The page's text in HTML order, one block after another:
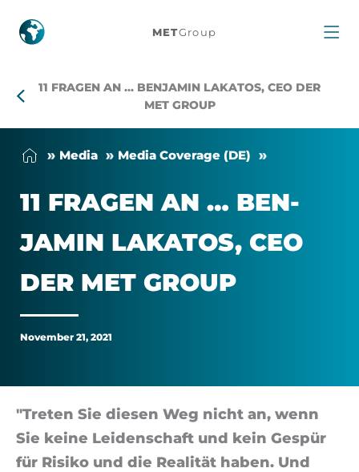
an
Lakatos,
CEO
der
MET
Group
METGroup
11 FRAGEN AN … BENJAMIN LAKATOS, CEO DER
MET GROUP
Me­dia Me­dia Cover­age (DE)
11 FRA­GEN AN … BEN­
JAMIN LAKATOS, CEO
DER MET GROUP
November 21, 2021
"Tre­ten Sie diesen Weg nicht an, wenn
Sie keine Leidenschaft und kein Gespür
für Risiko und die Real­ität haben. Und